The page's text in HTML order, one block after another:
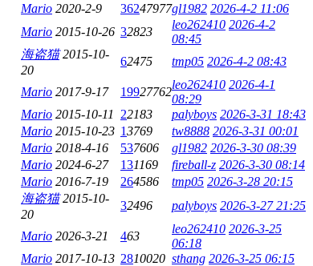
Mario 2020-2-9 36247977gl1982 2026-4-2 11:06
Mario 2015-10-26 32823
leo262410 2026-4-2
08:45
海盗猫 2015-10-
20
62475 tmp05 2026-4-2 08:43
Mario 2017-9-17 19927762
leo262410 2026-4-1
08:29
Mario 2015-10-11 22183 palyboys 2026-3-31 18:43
Mario 2015-10-23 13769 tw8888 2026-3-31 00:01
Mario 2018-4-16 537606 gl1982 2026-3-30 08:39
Mario 2024-6-27 131169 fireball-z 2026-3-30 08:14
Mario 2016-7-19 264586 tmp05 2026-3-28 20:15
海盗猫 2015-10-
20
32496 palyboys 2026-3-27 21:25
Mario 2026-3-21 463
leo262410 2026-3-25
06:18
Mario 2017-10-13 2810020 sthang 2026-3-25 06:15